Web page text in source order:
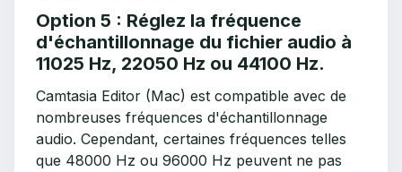
Option 5 : Réglez la fréquence
d'échantillonnage du fichier audio à
11025 Hz, 22050 Hz ou 44100 Hz.
Camtasia Editor (Mac) est compatible avec de
nombreuses fréquences d'échantillonnage
audio. Cependant, certaines fréquences telles
que 48000 Hz ou 96000 Hz peuvent ne pas